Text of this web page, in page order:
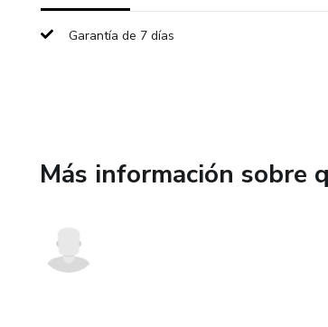
Garantía de 7 días
Más información sobre